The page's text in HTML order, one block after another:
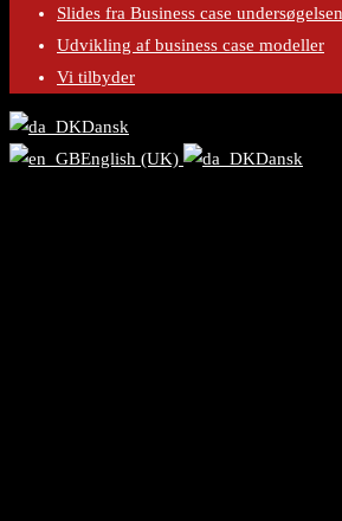
Slides fra Business case
Udvikling af business case modeller
Vi tilbyder
Dansk
English (UK)
Dansk